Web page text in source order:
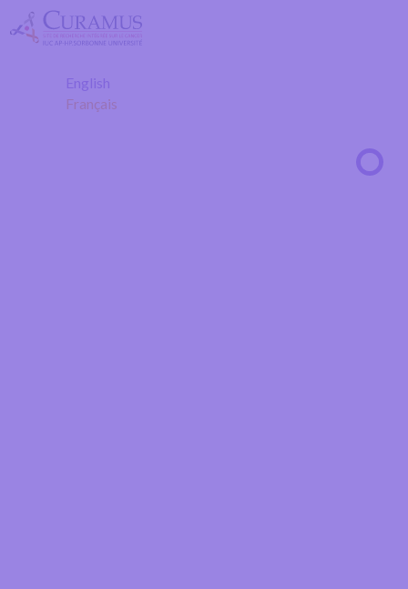
Passer
au
English
Français